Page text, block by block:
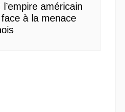
l’empire américain
à la menace